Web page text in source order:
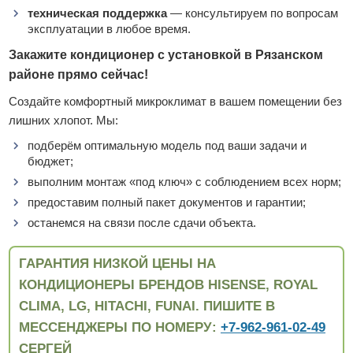
техническая поддержка— консультируем по вопросам
эксплуатации в любое время.
Закажите кондиционер с установкой в Рязанском
районе прямо сейчас!
Создайте комфортный микроклимат в вашем помещении без
лишних хлопот. Мы:
подберём оптимальную модель под ваши задачи и
бюджет;
выполним монтаж «под ключ» с соблюдением всех норм;
предоставим полный пакет документов и гарантии;
останемся на связи после сдачи объекта.
ГАРАНТИЯ НИЗКОЙ ЦЕНЫ НА
КОНДИЦИОНЕРЫ БРЕНДОВ HISENSE, ROYAL
CLIMA, LG, HITACHI, FUNAI. ПИШИТЕ В
МЕССЕНДЖЕРЫ ПО НОМЕРУ: +7-962-961-02-49
СЕРГЕЙ